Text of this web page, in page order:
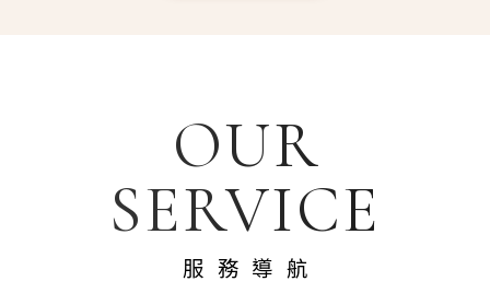
OUR
SERVICE
服務導航